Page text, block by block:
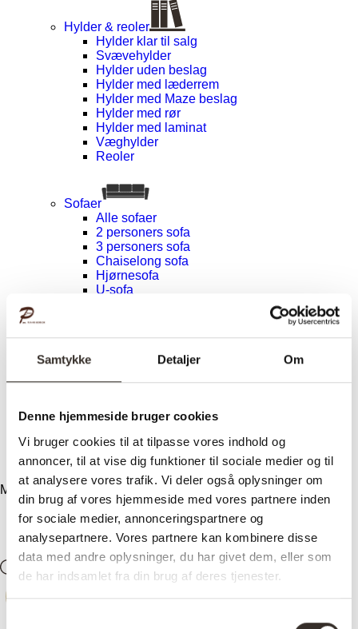
Samtykke Detaljer Om
Denne hjemmeside bruger cookies
Vi bruger cookies til at tilpasse vores indhold og
annoncer, til at vise dig funktioner til sociale medier og til
at analysere vores trafik. Vi deler også oplysninger om
din brug af vores hjemmeside med vores partnere inden
for sociale medier, annonceringspartnere og
analysepartnere. Vores partnere kan kombinere disse
data med andre oplysninger, du har givet dem, eller som
de har indsamlet fra din brug af deres tjenester.
Hylder & reoler
Hylder klar til salg
Svævehylder
Hylder uden beslag
Hylder med læderrem
Hylder med Maze beslag
Hylder med rør
Hylder med laminat
Væghylder
Reoler
Sofaer
Alle sofaer
2 personers sofa
3 personers sofa
Chaiselong sofa
Hjørnesofa
U-sofa
Vilkår
Levering
Reklamation
Kontakt
Menu
Søg Konto 0Kurv
-35%